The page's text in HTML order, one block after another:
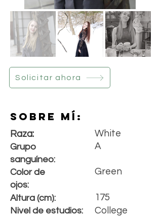
Solicitar ahora
Sobre mí:
Raza:
Grupo
sanguíneo:
Color de
ojos:
Altura (cm):
Nivel de estudios:
White
A
Green
175
College